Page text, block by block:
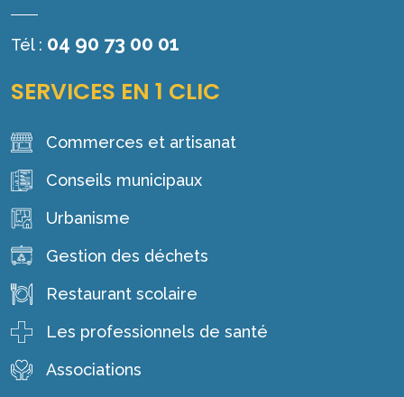
Tél : 04 90 73 00 01
SERVICES EN 1 CLIC
Commerces et artisanat
Conseils municipaux
Urbanisme
Gestion des déchets
Restaurant scolaire
Les professionnels de santé
Associations